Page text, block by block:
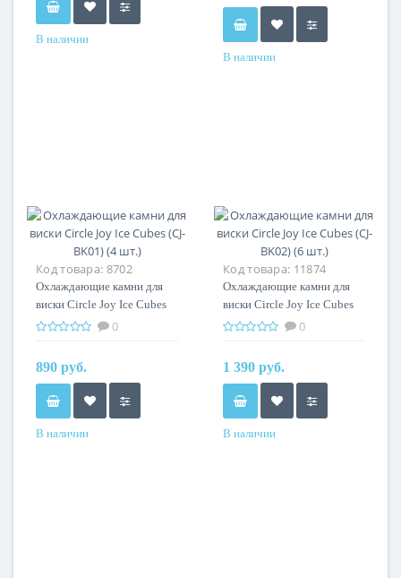
В наличии
В наличии
Код товара: 8702
Охлаждающие камни для
виски Circle Joy Ice Cubes
(CJ-BK01) (4 шт.)
0
890 руб.
В наличии
Код товара: 11874
Охлаждающие камни для
виски Circle Joy Ice Cubes
(CJ-BK02) (6 шт.)
0
1 390 руб.
В наличии